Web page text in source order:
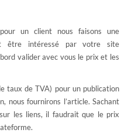
un client nous faisons une
être intéressé par votre site
valider avec vous le prix et les
taux de TVA) pour un publication
nous fournirons l’article. Sachant
les liens, il faudrait que le prix